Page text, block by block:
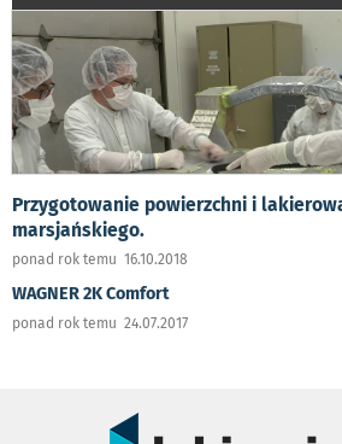
Przygotowanie powierzchni i
marsjańskiego.
ponad rok temu 16.10.2018
WAGNER 2K Comfort
ponad rok temu 24.07.2017